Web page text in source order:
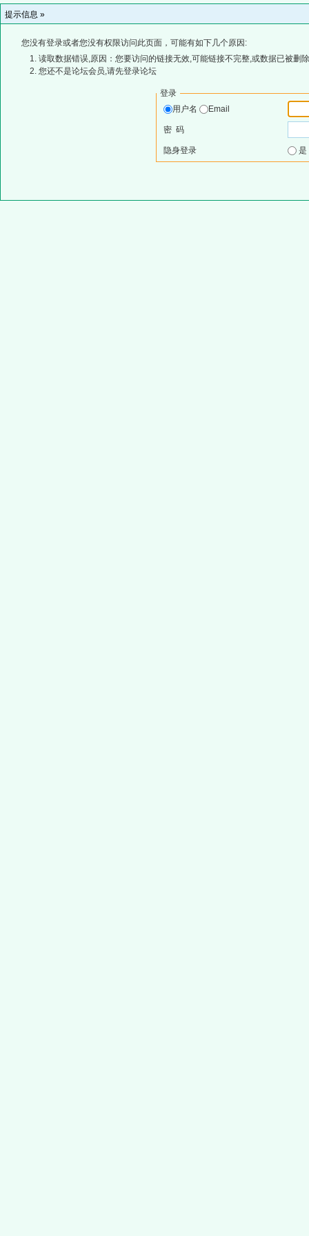
提示信息 »
您没有登录或者您没有权限访问此页面，可能有如下几个原因:
读取数据错误,原因：您要访问的链接无效,可能链接不完整,或数据已被删
您还不是论坛会员,请先登录论坛
登录
用户名
Email
密 码
隐身登录